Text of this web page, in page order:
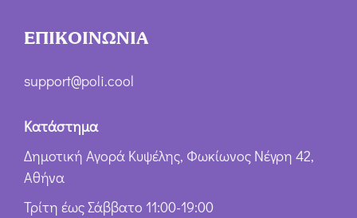
ΕΠΙΚΟΙΝΩΝΙΑ
support@poli.cool
Κατάστημα
Δημοτική Αγορά Κυψέλης, Φωκίωνος Νέγρη 42,
Αθήνα
Τρίτη έως Σάββατο 11:00-19:00